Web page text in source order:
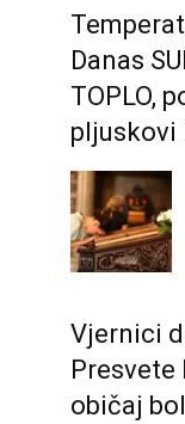
Danas
TOPLO,
pljuskovi
Vjernici
Presvete
običaj